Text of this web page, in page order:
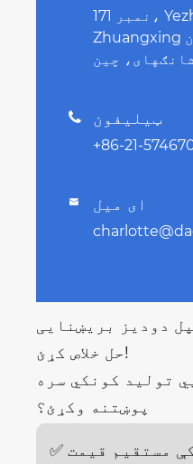
نمبر 171، Yezhuang سړک،
Zhuangxing ټاون، Fengxian
چین
 ټیلیفون
+86-21-
 ای میل
خپل دودیز بریښنایی
حل خلاص کړئ!
تولید کونکي سره
پوښتنه وکړئ؟
مستقیم قیمت